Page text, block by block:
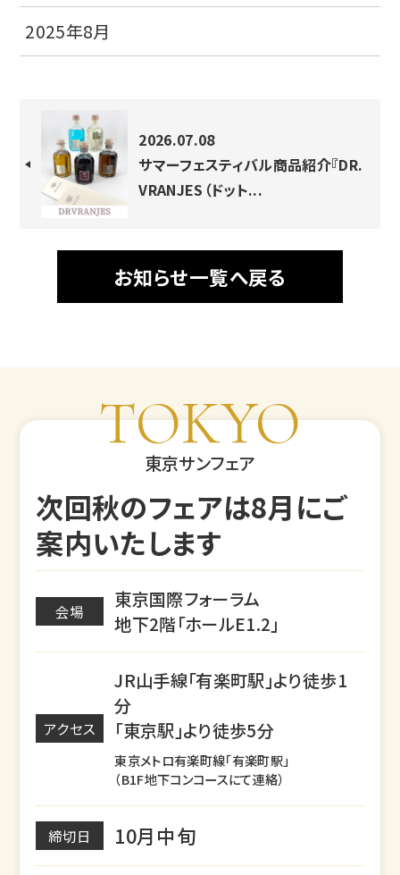
2025年8月
2026.07.08
サマーフェスティバル商品紹介『DR.
VRANJES（ドット...
お知らせ一覧へ戻る
TOKYO
東京サンフェア
次回秋のフェアは8月にご
案内いたします
会場
東京国際フォーラム
地下2階「ホールE1.2」
アクセス
JR山手線「有楽町駅」より徒歩1
分
「東京駅」より徒歩5分
東京メトロ有楽町線「有楽町駅」
（B1F地下コンコースにて連絡）
締切日 10月中旬